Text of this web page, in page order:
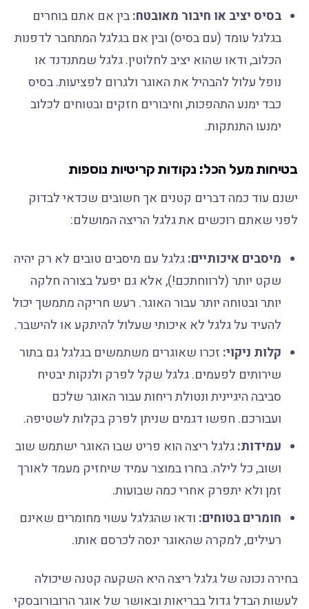
בסיס יציב או חיבור מאובטח:בין אם אתם בוחרים
בגלגל עומד (עם בסיס) ובין אם בגלגל המתחבר לדפנות
הכלוב, ודאו שהוא יציב לחלוטין. גלגל שמתנדנד או
נופל עלול להבהיל את האוגר ולגרום לפציעות. בסיס
כבד ימנע התהפכות, וחיבורים חזקים ובטוחים לכלוב
ימנעו התנתקות.
בטיחות מעל הכל: נקודות קריטיות נוספות
ישנם עוד כמה דברים קטנים אך חשובים שכדאי לבדוק
לפני שאתם רוכשים את גלגל הריצה המושלם:
מיסבים איכותיים:גלגל עם מיסבים טובים לא רק יהיה
שקט יותר (לרווחתכם!), אלא גם יפעל בצורה חלקה
יותר ובטוחה יותר עבור האוגר. רעש חריקה מתמשך יכול
להעיד על גלגל לא איכותי שעלול להיתקע או להישבר.
קלות ניקוי:זכרו שאוגרים משתמשים בגלגל גם בתור
שירותים לפעמים. גלגל שקל לפרק ולנקות יבטיח
סביבה היגיינית ונטולת ריחות עבור האוגר שלכם
ועבורכם. חפשו דגמים שניתן לפרק בקלות לשטיפה.
עמידות:גלגל ריצה הוא פריט שבו האוגר ישתמש שוב
ושוב, כל לילה. בחרו במוצר עמיד שיחזיק מעמד לאורך
זמן ולא יתפרק אחרי כמה שבועות.
חומרים בטוחים:ודאו שהגלגל עשוי מחומרים שאינם
רעילים, למקרה שהאוגר ינסה לכרסם אותו.
בחירה נכונה של גלגל ריצה היא השקעה קטנה שיכולה
לעשות הבדל גדול בבריאות ובאושר של אוגר הרובורובסקי